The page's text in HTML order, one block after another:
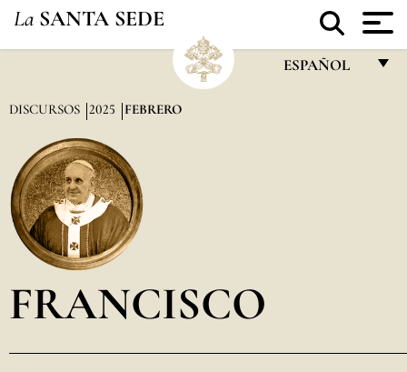
La SANTA SEDE
ESPAÑOL
العربيّة
DISCURSOS 2025 FEBRERO
FRANCISCO